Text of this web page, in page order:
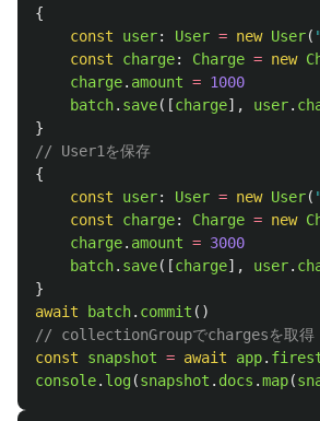
{
const
user: User = new User( "
const
charge: Charge = new
charge. amount = 1000
batch. save([charge], user.
}
// User1を保存
{
const
user: User = new User( "
const
charge: Charge = new
charge. amount = 3000
batch. save([charge], user.
}
await
batch. commit ()
// collectionGroupでchargesを取得
const
snapshot = await app.
console. log(snapshot . docs .map(